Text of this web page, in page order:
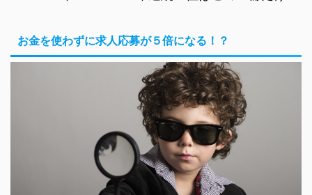
お金を使わずに求人応募が５倍になる！？